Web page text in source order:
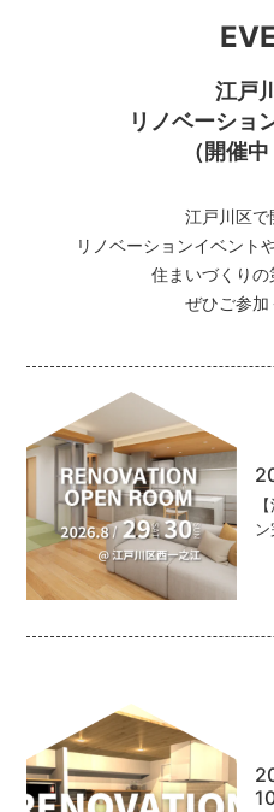
江戸
リノベーショ
（開催
江戸川区で
リノベーションイベント
住まいづくりの
ぜひご参加